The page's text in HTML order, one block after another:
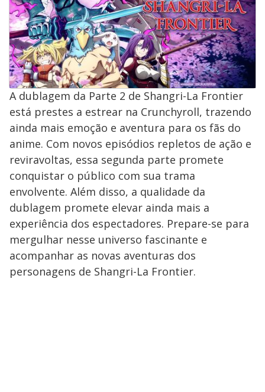
A dublagem da Parte 2 de Shangri-La Frontier
está prestes a estrear na Crunchyroll, trazendo
ainda mais emoção e aventura para os fãs do
anime. Com novos episódios repletos de ação e
reviravoltas, essa segunda parte promete
conquistar o público com sua trama
envolvente. Além disso, a qualidade da
dublagem promete elevar ainda mais a
experiência dos espectadores. Prepare-se para
mergulhar nesse universo fascinante e
acompanhar as novas aventuras dos
personagens de Shangri-La Frontier.